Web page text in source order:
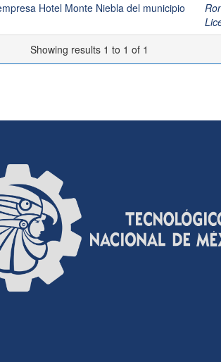
Hotel Monte Niebla del municipio
Showing results 1 to 1 of 1